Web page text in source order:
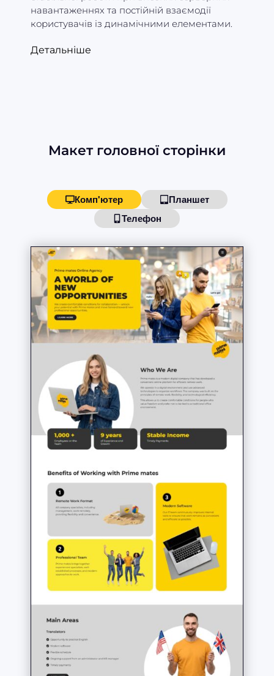
навантаженнях та постійній взаємодії
користувачів із динамічними елементами.
Детальніше
Макет головної сторінки
Комп'ютер
Планшет
Телефон